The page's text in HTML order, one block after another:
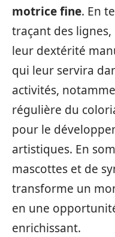
motrice fine. En
traçant des
leur dextérité
qui leur servira
activités,
régulière du
pour le
artistiques. En
mascottes et de
transforme un
en une
enrichissant.